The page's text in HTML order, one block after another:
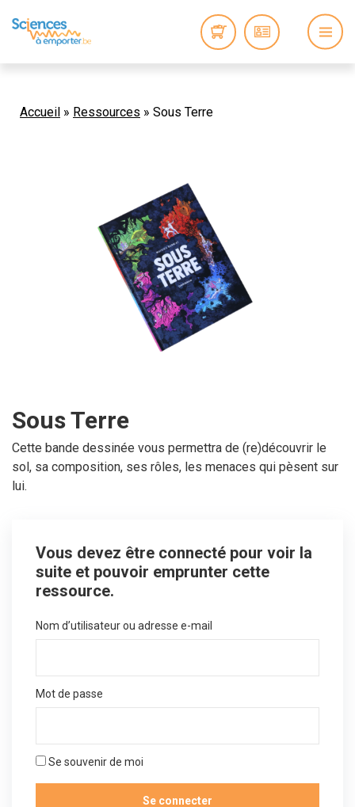
Accueil » Ressources » Sous Terre
Sous Terre
Cette bande dessinée vous permettra de (re)découvrir le
sol, sa composition, ses rôles, les menaces qui pèsent sur
lui.
Vous devez être connecté pour voir la
suite et pouvoir emprunter cette
ressource.
Nom d’utilisateur ou adresse e-mail
Mot de passe
Se souvenir de moi